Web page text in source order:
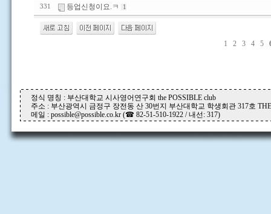
331 등업신청이요.ㅋ 1
1 2 3 4 5
정식 명칭 : 부산대학교 시사영어연구회 the POSSIBLE club
주소 : 부산광역시 금정구 장전동 산 30번지 부산대학교 학생회관 317호
메일 : possible@possible.co.kr (☎ 82-51-510-1922 / 내선: 317)